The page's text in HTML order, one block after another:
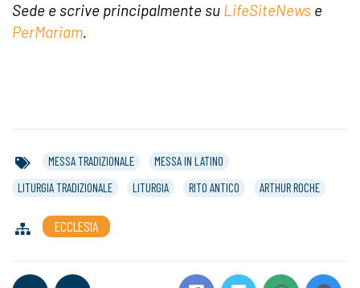
Sede e scrive principalmente su LifeSiteNews e
PerMariam.
MESSA TRADIZIONALE
MESSA IN LATINO
LITURGIA TRADIZIONALE
LITURGIA RITO ANTICO ARTHUR ROCHE
ECCLESIA